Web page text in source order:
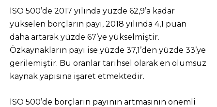
İSO 500’de 2017 yılında yüzde 62,9’a kadar
yükselen borçların payı, 2018 yılında 4,1 puan
daha artarak yüzde 67’ye yükselmiştir.
Özkaynakların payı ise yüzde 37,1’den yüzde 33’ye
gerilemiştir. Bu oranlar tarihsel olarak en olumsuz
kaynak yapısına işaret etmektedir.
İSO 500’de borçların payının artmasının önemli